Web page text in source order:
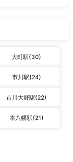
大町駅(30)
市川駅(24)
市川大野駅(22)
本八幡駅(21)